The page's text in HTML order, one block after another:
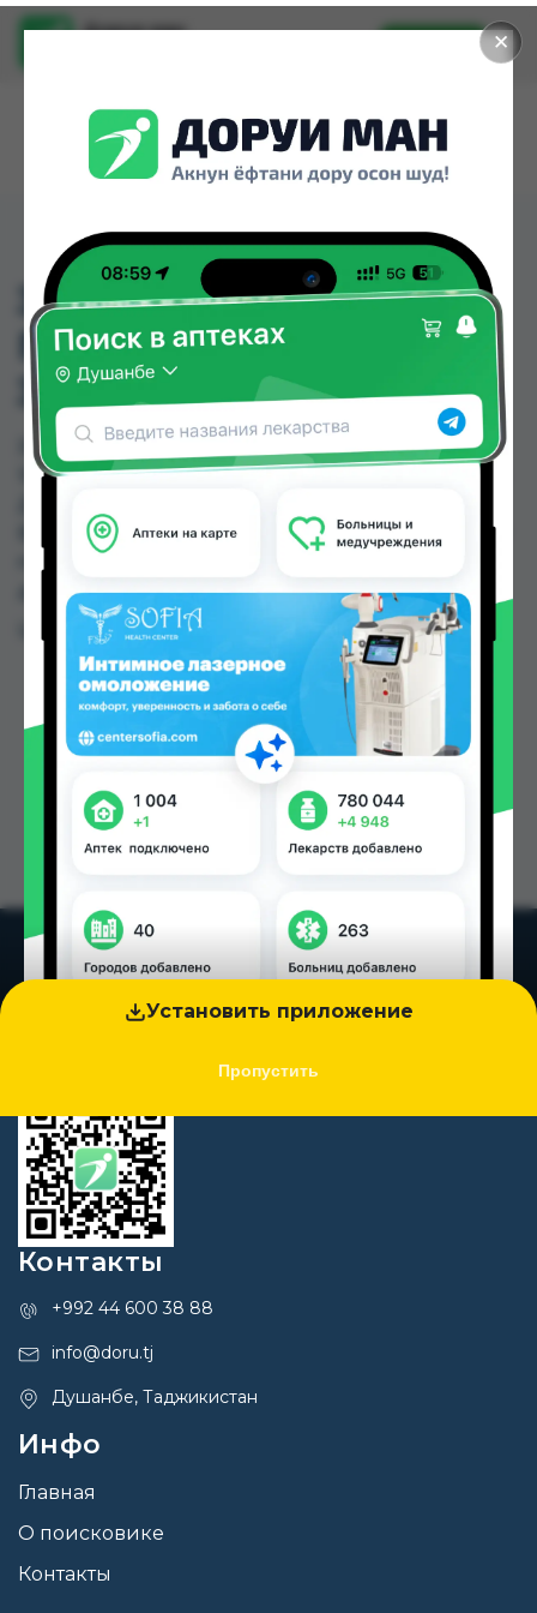
✕
Установить приложение
Пропустить
Доруи ман
Установить
ЗУБНАЯ ПАСТА
ПОМОРИН МАКСИМ
ЗАШИТА 100МЛ
ЗУБНАЯ ПАСТА ПОМОРИН МАКСИМ ЗАШИТА
100МЛ можно купить или заказать в аптеках, GS
ВАКО , Алишер-К, Аптека + 24/7, Аптека Алфавит
других городах Таджикистана
Цена: от8.40 TJS
Контакты
+992 44 600 38 88
info@doru.tj
Душанбе, Таджикистан
Инфо
Главная
О поисковике
Контакты